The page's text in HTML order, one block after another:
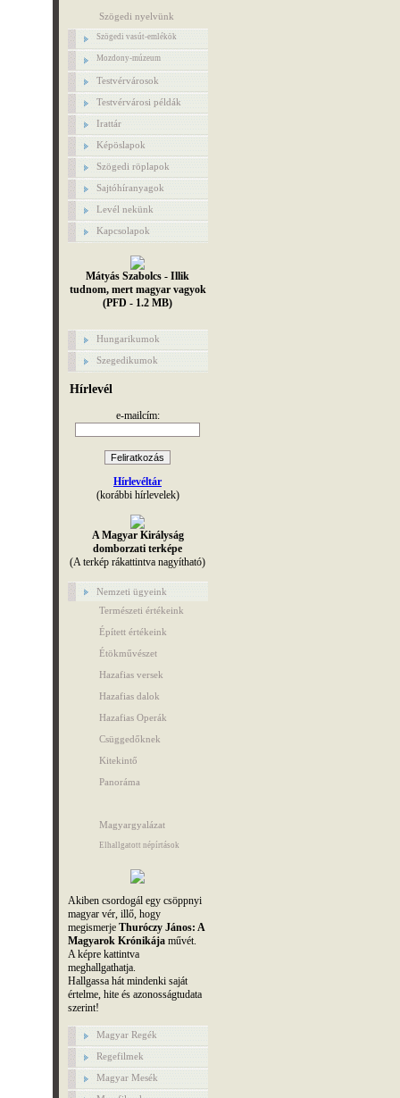
Szögedi nyelvünk
Szögedi vasút-emlékök
Mozdony-múzeum
Testvérvárosok
Testvérvárosi példák
Irattár
Képöslapok
Szögedi röplapok
Sajtóhíranyagok
Levél nekünk
Kapcsolapok
Mátyás Szabolcs - Illik
tudnom, mert magyar vagyok
(PFD - 1.2 MB)
Hungarikumok
Szegedikumok
Hírlevél
e-mailcím:
Hírlevéltár
(korábbi hírlevelek)
A Magyar Királyság
domborzati terképe
(A terkép rákattintva nagyítható)
Nemzeti ügyeink
Természeti értékeink
Épített értékeink
Étökművészet
Hazafias versek
Hazafias dalok
Hazafias Operák
Csüggedőknek
Kitekintő
Panoráma
Magyargyalázat
Elhallgatott népírtások
Akiben csordogál egy csöppnyi
magyar vér, illő, hogy
megismerje Thuróczy János: A
Magyarok Krónikájaművét.
A képre kattintva
meghallgathatja.
Hallgassa hát mindenki saját
értelme, hite és azonosságtudata
szerint!
Magyar Regék
Regefilmek
Magyar Mesék